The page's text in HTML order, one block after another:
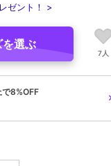
ゼント！ >
選ぶ
7人
8%OFF